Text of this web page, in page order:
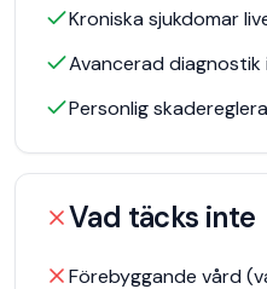
Kroniska sjukdomar
Avancerad diagnostik
Personlig
Vad täcks inte
Förebyggande vård